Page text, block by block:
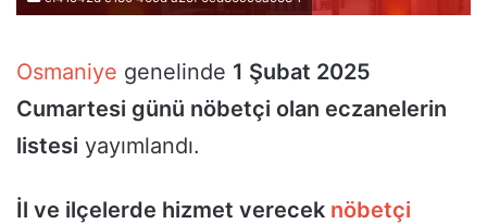
Osmaniye genelinde 1 Şubat 2025
Cumartesi günü nöbetçi olan eczanelerin
listesi yayımlandı.
İl ve ilçelerde hizmet verecek nöbetçi